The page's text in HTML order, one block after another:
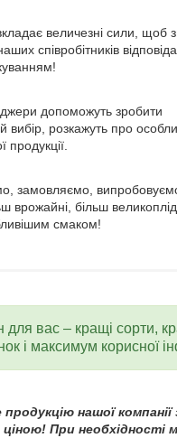
величезні сили, щоб
співробітників
допоможуть зробити
вибір, розкажуть про
продукції.
замовляємо,
врожайні, більш
смаком!
для вас – кращі сорти,
і максимум корисної
нашої компанії
При необхідності